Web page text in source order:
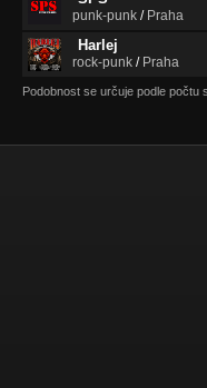
V DIVIZNÁCH
Já je on (V DIVIZNÁCH 2013)
V DIVIZNÁCH
Za svým cílem (V
punk-punk / Praha
Harlej
rock-punk / Praha
Podobnost se určuje podle počtu